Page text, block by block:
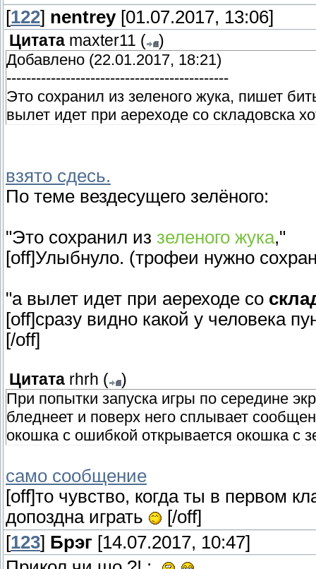
[122] nentrey[01.07.2017, 13:06]
Цитата maxter11 (
)
Добавлено (22.01.2017, 18:21)
---------------------------------------------
Это сохранил из зеленого жука, пишет
вылет идет при аереходе со складовска
взято сдесь.
По теме вездесущего зелёного:
"Это сохранил из зеленого жука,"
[off]Улыбнуло. (трофеи нужно
"а вылет идет при аереходе со
[off]сразу видно какой у человека
[/off]
Цитата rhrh (
)
При попытки запуска игры по середине
бледнеет и поверх него сплывает
окошка с ошибкой открывается окошка с
само сообщение
[off]то чувство, когда ты в первом
допоздна играть
[/off]
[123] Брэг [14.07.2017, 10:47]